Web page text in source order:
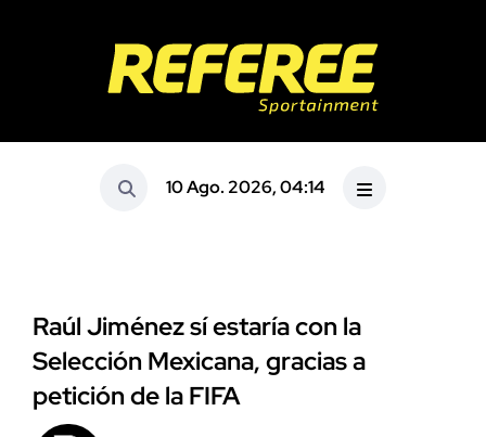
10 Ago. 2026, 04:14
Raúl Jiménez sí estaría con la
Selección Mexicana, gracias a
petición de la FIFA